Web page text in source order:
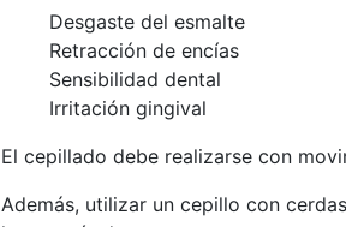
Desgaste del esmalte
Retracción de encías
Sensibilidad dental
Irritación gingival
El cepillado debe realizarse con
Además, utilizar un cepillo con